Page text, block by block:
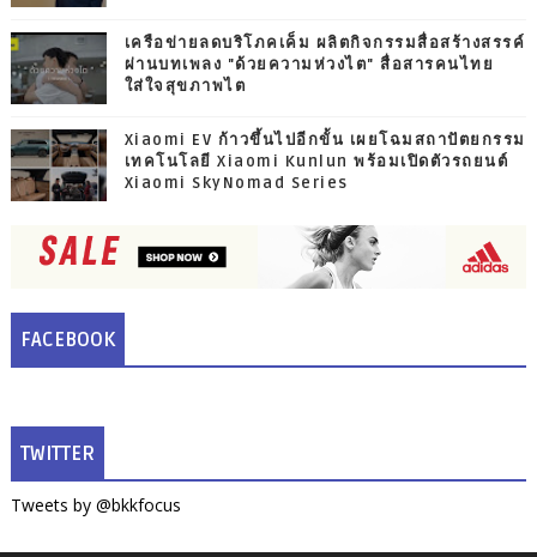
เครือข่ายลดบริโภคเค็ม ผลิตกิจกรรมสื่อสร้างสรรค์
ผ่านบทเพลง "ด้วยความห่วงไต" สื่อสารคนไทย
ใส่ใจสุขภาพไต
Xiaomi EV ก้าวขึ้นไปอีกขั้น เผยโฉมสถาปัตยกรรม
เทคโนโลยี Xiaomi Kunlun พร้อมเปิดตัวรถยนต์
Xiaomi SkyNomad Series
FACEBOOK
TWITTER
Tweets by @bkkfocus